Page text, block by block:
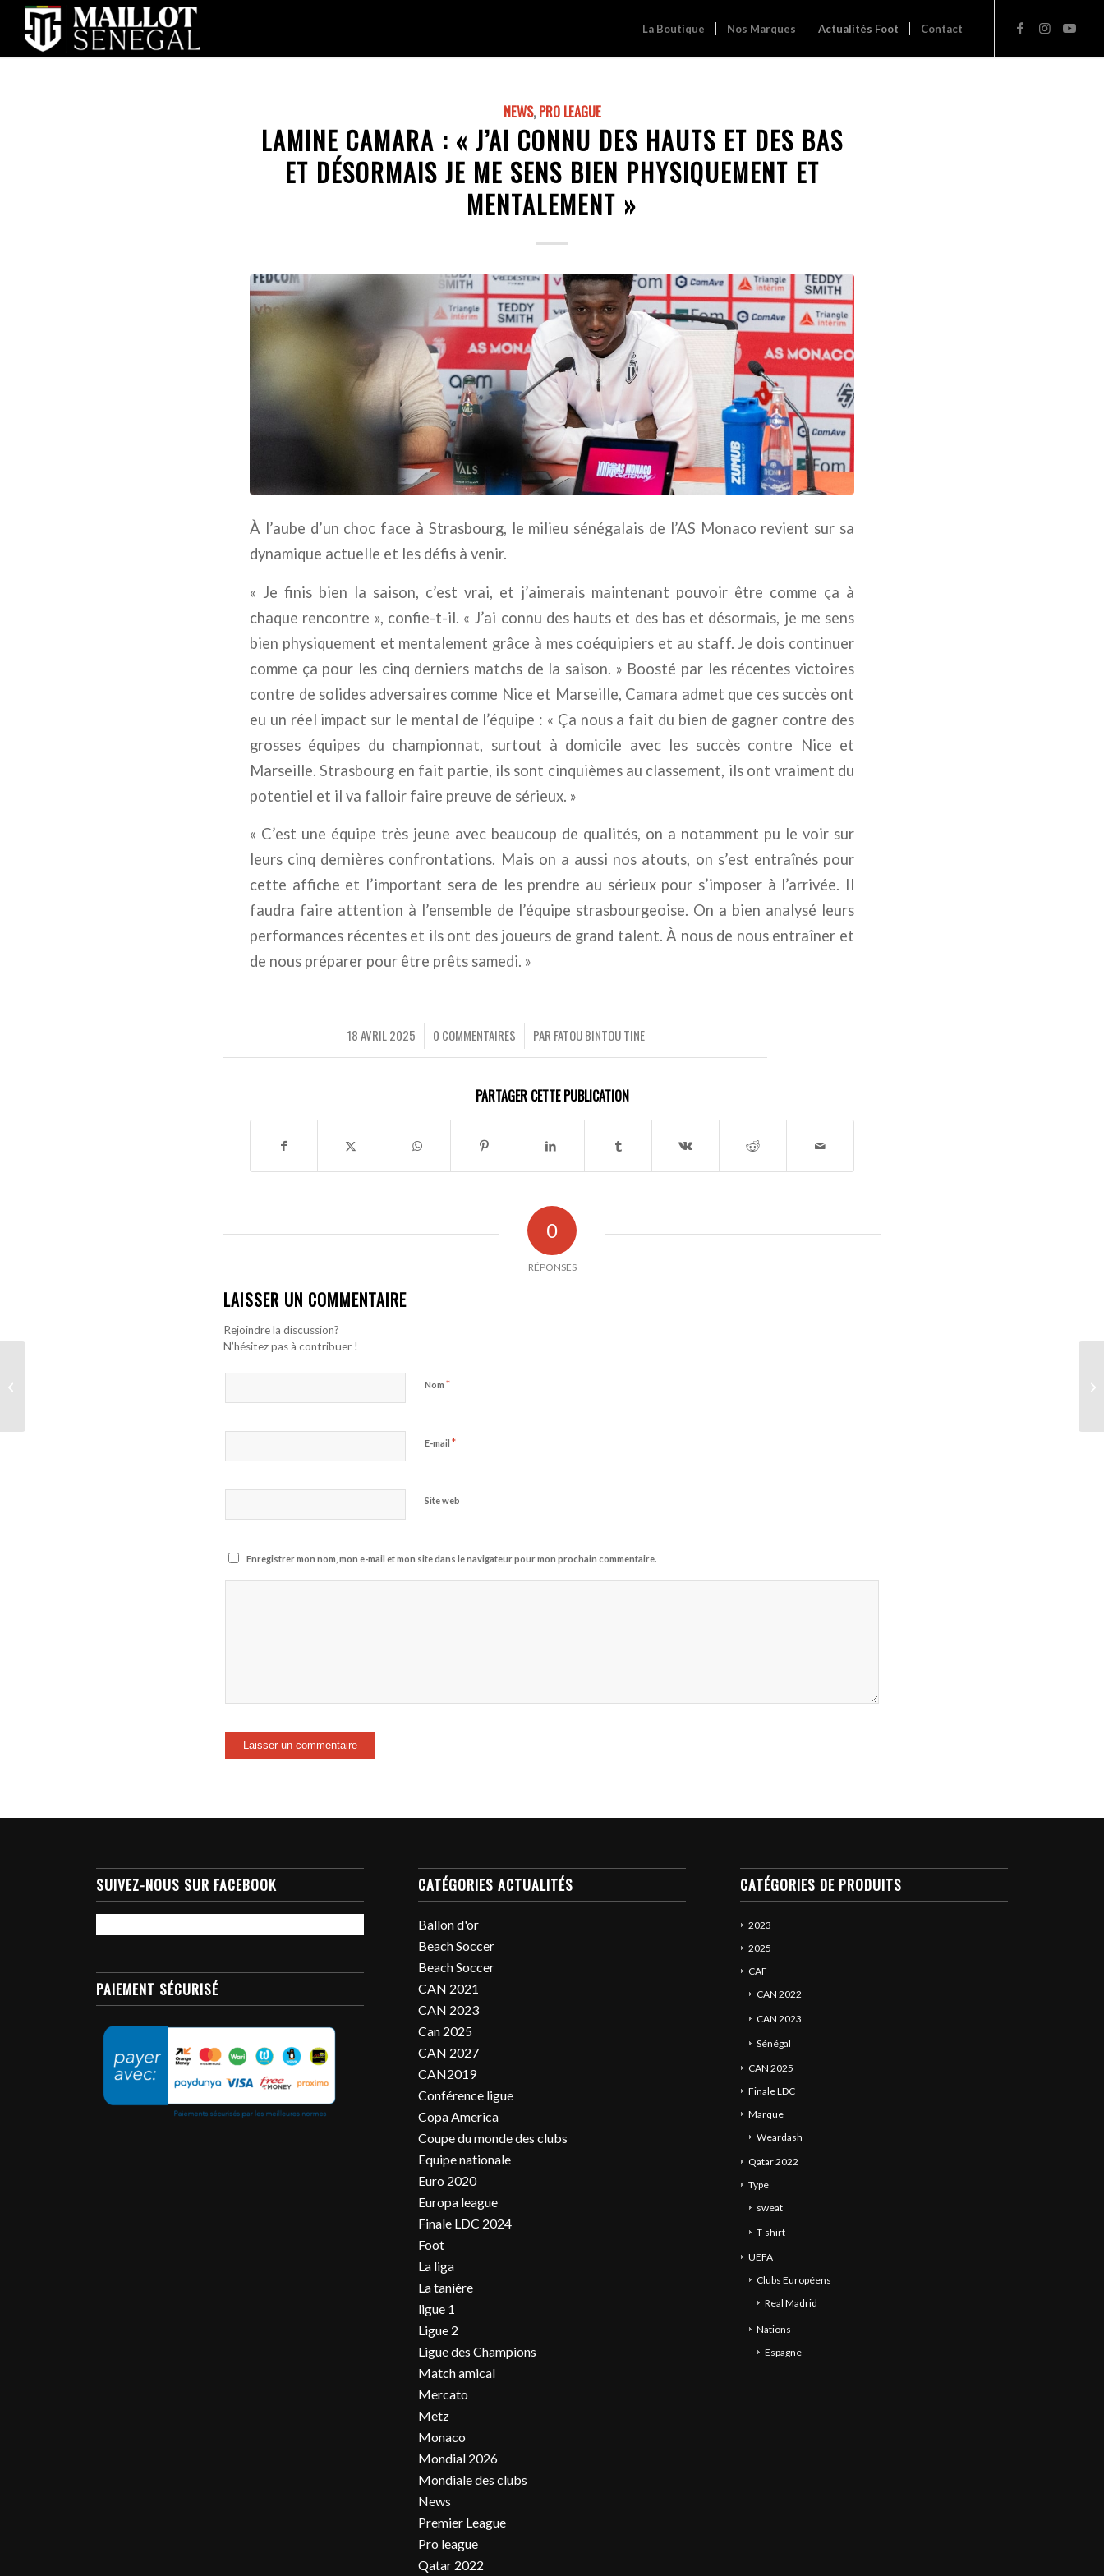
La Boutique Nos Marques Actualités Foot Contact
NEWS,PRO LEAGUE
LAMINE CAMARA : « J’AI CONNU DES HAUTS ET DES BAS
ET DÉSORMAIS JE ME SENS BIEN PHYSIQUEMENT ET
MENTALEMENT »
À l’aube d’un choc face à Strasbourg, le milieu sénégalais de l’AS Monaco revient sur sa
dynamique actuelle et les défis à venir.
« Je finis bien la saison, c’est vrai, et j’aimerais maintenant pouvoir être comme ça à
chaque rencontre », confie-t-il. « J’ai connu des hauts et des bas et désormais, je me sens
bien physiquement et mentalement grâce à mes coéquipiers et au staff. Je dois continuer
comme ça pour les cinq derniers matchs de la saison. » Boosté par les récentes victoires
contre de solides adversaires comme Nice et Marseille, Camara admet que ces succès ont
eu un réel impact sur le mental de l’équipe : « Ça nous a fait du bien de gagner contre des
grosses équipes du championnat, surtout à domicile avec les succès contre Nice et
Marseille. Strasbourg en fait partie, ils sont cinquièmes au classement, ils ont vraiment du
potentiel et il va falloir faire preuve de sérieux. »
« C’est une équipe très jeune avec beaucoup de qualités, on a notamment pu le voir sur
leurs cinq dernières confrontations. Mais on a aussi nos atouts, on s’est entraînés pour
cette affiche et l’important sera de les prendre au sérieux pour s’imposer à l’arrivée. Il
faudra faire attention à l’ensemble de l’équipe strasbourgeoise. On a bien analysé leurs
performances récentes et ils ont des joueurs de grand talent. À nous de nous entraîner et
de nous préparer pour être prêts samedi. »
18 AVRIL 2025
/ 0 COMMENTAIRES
/ PAR FATOU BINTOU TINE
PARTAGER CETTE PUBLICATION
0
RÉPONSES
LAISSER UN COMMENTAIRE
Rejoindre la discussion?
N’hésitez pas à contribuer !
Nom *
E-mail *
Site web
Enregistrer mon nom, mon e-mail et mon site dans le navigateur pour mon prochain commentaire.
SUIVEZ-NOUS SUR FACEBOOK
PAIEMENT SÉCURISÉ
CATÉGORIES ACTUALITÉS
Ballon d'or
Beach Soccer
Beach Soccer
CAN 2021
CAN 2023
Can 2025
CAN 2027
CAN2019
Conférence ligue
Copa America
Coupe du monde des clubs
Equipe nationale
Euro 2020
Europa league
Finale LDC 2024
Foot
La liga
La tanière
ligue 1
Ligue 2
Ligue des Champions
Match amical
Mercato
Metz
Monaco
Mondial 2026
Mondiale des clubs
News
Premier League
Pro league
Qatar 2022
CATÉGORIES DE PRODUITS
2023
2025
CAF
CAN 2022
CAN 2023
Sénégal
CAN 2025
Finale LDC
Marque
Weardash
Qatar 2022
Type
sweat
T-shirt
UEFA
Clubs Européens
Real Madrid
Nations
Espagne